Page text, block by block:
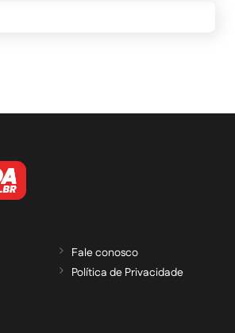
Fale conosco
Política de Privacidade